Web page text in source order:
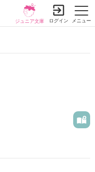
メニュー
ジュニア文庫 ログイン